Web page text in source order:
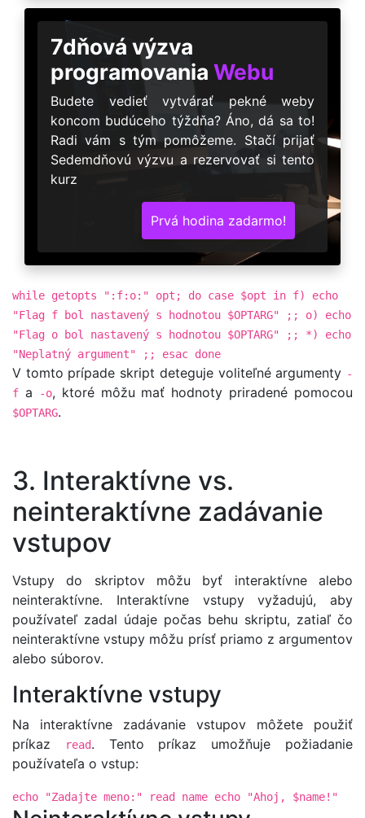
7dňová výzva
programovania Webu
Budete vedieť vytvárať pekné weby
koncom budúceho týždňa? Áno, dá sa to!
Radi vám s tým pomôžeme. Stačí prijať
Sedemdňovú výzvu a rezervovať si tento
kurz
Prvá hodina zadarmo!
while getopts ":f:o:" opt; do case $opt in f) echo
"Flag f bol nastavený s hodnotou $OPTARG" ;; o) echo
"Flag o bol nastavený s hodnotou $OPTARG" ;; *) echo
"Neplatný argument" ;; esac done
V tomto prípade skript deteguje voliteľné argumenty -
f a -o, ktoré môžu mať hodnoty priradené pomocou
$OPTARG.
3. Interaktívne vs.
neinteraktívne zadávanie
vstupov
Vstupy do skriptov môžu byť interaktívne alebo
neinteraktívne. Interaktívne vstupy vyžadujú, aby
používateľ zadal údaje počas behu skriptu, zatiaľ čo
neinteraktívne vstupy môžu prísť priamo z argumentov
alebo súborov.
Interaktívne vstupy
Na interaktívne zadávanie vstupov môžete použiť
príkaz
read. Tento príkaz umožňuje požiadanie
používateľa o vstup:
echo "Zadajte meno:" read name echo "Ahoj, $name!"